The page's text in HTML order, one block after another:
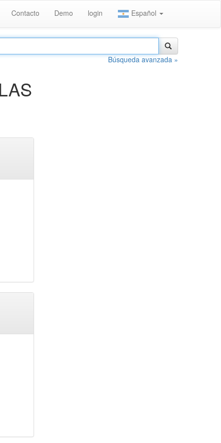
Contacto Demo login Español
Búsqueda avanzada »